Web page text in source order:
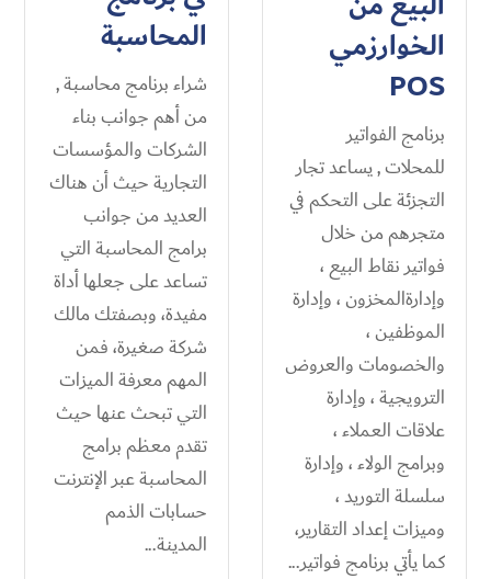
الخوارزمي
POS
برنامج الفواتير
للمحلات , يساعد تجار
التجزئة على التحكم في
متجرهم من خلال
فواتير نقاط البيع ،
وإدارةالمخزون ، وإدارة
الموظفين ،
والخصومات والعروض
الترويجية ، وإدارة
علاقات العملاء ،
وبرامج الولاء ، وإدارة
سلسلة التوريد ،
وميزات إعداد التقارير،
كما يأتي برنامج فواتير...
المحاسبة
شراء برنامج محاسبة ,
من أهم جوانب بناء
الشركات والمؤسسات
التجارية حيث أن هناك
العديد من جوانب
برامج المحاسبة التي
تساعد على جعلها أداة
مفيدة، وبصفتك مالك
شركة صغيرة، فمن
المهم معرفة الميزات
التي تبحث عنها حيث
تقدم معظم برامج
المحاسبة عبر الإنترنت
حسابات الذمم
المدينة...